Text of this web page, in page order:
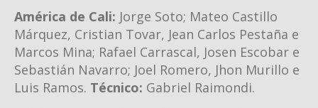
América de Cali: Jorge Soto; Mateo Castillo
Márquez, Cristian Tovar, Jean Carlos Pestaña e
Marcos Mina; Rafael Carrascal, Josen Escobar e
Sebastián Navarro; Joel Romero, Jhon Murillo e
Luis Ramos. Técnico: Gabriel Raimondi.